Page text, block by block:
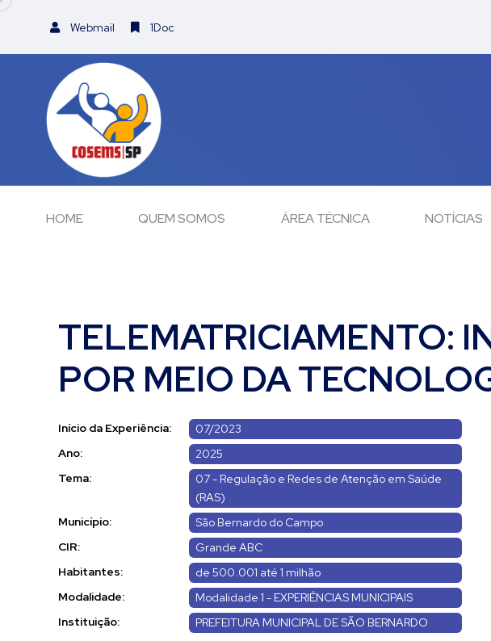
Webmail 1Doc
HOME QUEM SOMOS ÁREA TÉCNICA NOTÍCIAS
TELEMATRICIAMENTO:
POR MEIO DA
Início da Experiência:
07/2023
Ano:
2025
Tema:
07 - Regulação e Redes de Atenção em Saúde
(RAS)
Município:
São Bernardo do Campo
CIR:
Grande ABC
Habitantes:
de 500.001 até 1 milhão
Modalidade:
Modalidade 1 - EXPERIÊNCIAS MUNICIPAIS
Instituição:
PREFEITURA MUNICIPAL DE SÃO BERNARDO